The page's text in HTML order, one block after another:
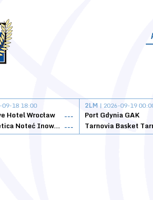
09-18 18:00
Hotel Wrocław
---
KSK Qemetica Noteć Inowrocław ---
2LM | 2026-09-19
Port Gdynia GAK